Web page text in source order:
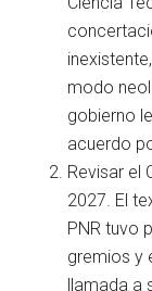
modo
gobierno
acuerdo
Revisar el
2027. El
PNR tuvo
gremios y
llamada a